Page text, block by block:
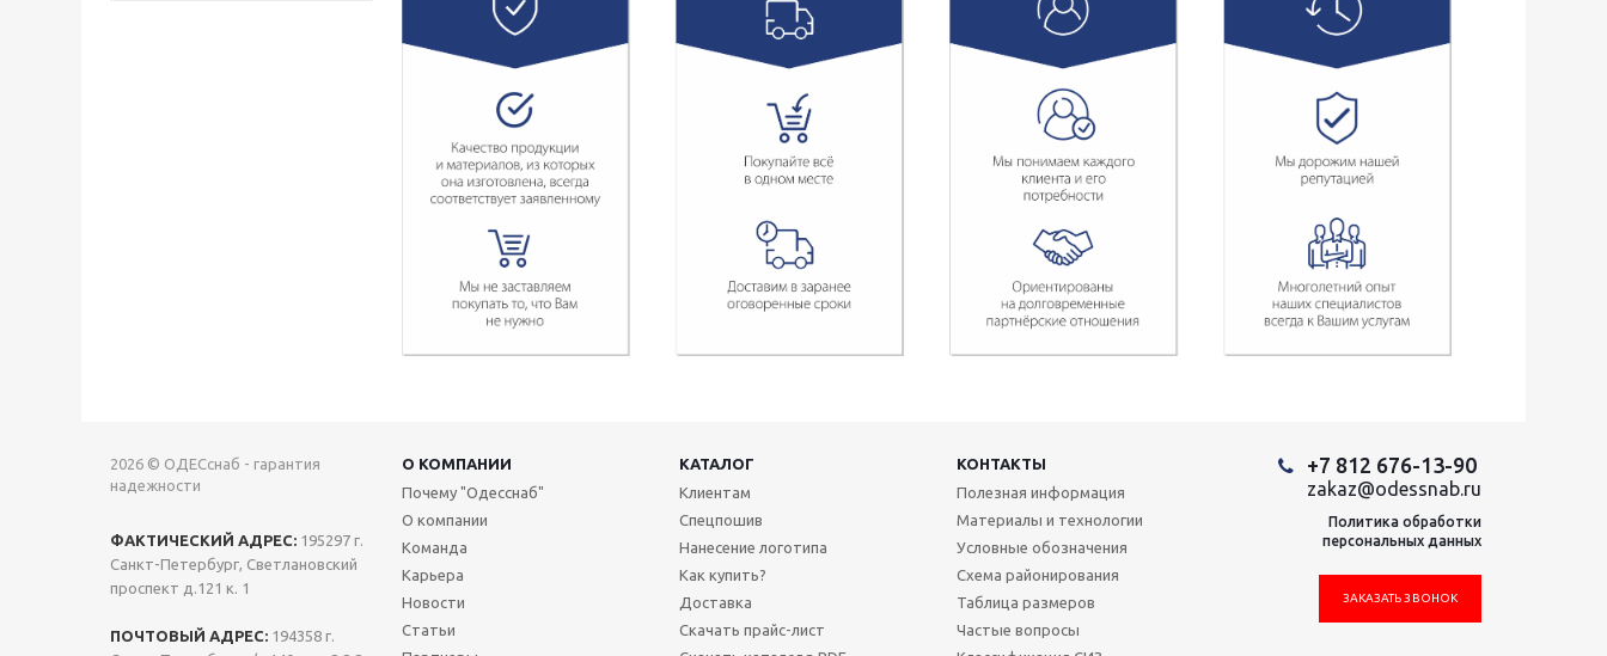
2026 © ОДЕСснаб - гарантия
надежности
ФАКТИЧЕСКИЙ АДРЕС: 195297 г.
Санкт-Петербург, Светлановский
проспект д.121 к. 1
ПОЧТОВЫЙ АДРЕС: 194358 г.
О КОМПАНИИ КАТАЛОГ
КОНТАКТЫ
Почему "Одесснаб"
О компании
Команда
Карьера
Новости
Статьи
Клиентам
Спецпошив
Нанесение логотипа
Как купить?
Доставка
Скачать прайс-лист
Полезная информация
Материалы и технологии
Условные обозначения
Схема районирования
Таблица размеров
Частые вопросы
+7 812 676-13-90
zakaz@odessnab.ru
Политика обработки
персональных данных
ЗАКАЗАТЬ ЗВОНОК